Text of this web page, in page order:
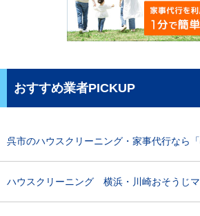
おすすめ業者PICKUP
呉市のハウスクリーニング・家事代行なら「
ハウスクリーニング 横浜・川崎おそうじマ